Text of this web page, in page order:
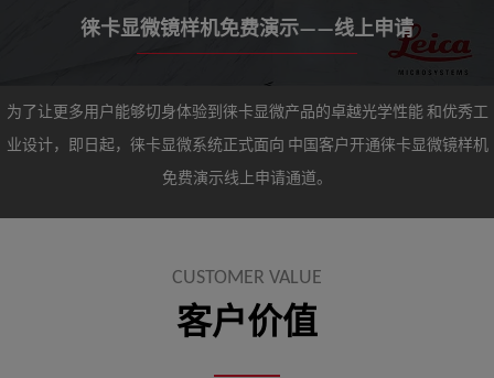
徕卡显微镜样机免费演示——线上申请
为了让更多用户能够切身体验到徕卡显微产品的卓越光学性能 和优秀工
业设计，即日起，徕卡显微系统正式面向 中国客户开通徕卡显微镜样机
免费演示线上申请通道。
CUSTOMER VALUE
客户价值